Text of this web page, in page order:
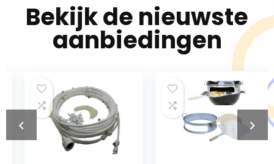
Bekijk de nieuwste
aanbiedingen